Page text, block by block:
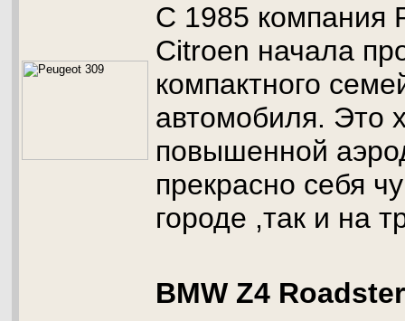
С 1985 компания
Citroen начала
компактного
автомобиля. Это
повышенной
прекрасно себя
городе ,так и на
BMW Z4 Roadster